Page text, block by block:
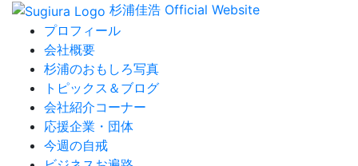
杉浦佳浩 Official Website
プロフィール
会社概要
杉浦のおもしろ写真
トピックス＆ブログ
会社紹介コーナー
応援企業・団体
今週の自戒